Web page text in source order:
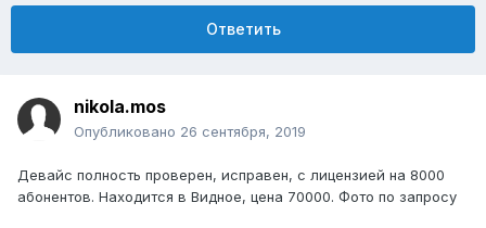
Ответить
nikola.mos
Опубликовано 26 сентября, 2019
Девайс полность проверен, исправен, с лицензией на 8000
абонентов. Находится в Видное, цена 70000. Фото по запросу